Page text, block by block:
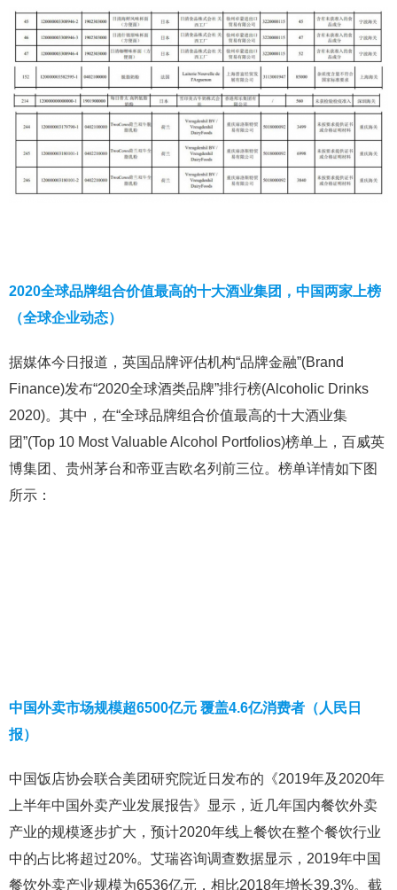
2020全球品牌组合价值最高的十大酒业集团，中国两家上榜
（全球企业动态）
据媒体今日报道，英国品牌评估机构“品牌金融”(Brand
Finance)发布“2020全球酒类品牌”排行榜(Alcoholic Drinks
2020)。其中，在“全球品牌组合价值最高的十大酒业集
团”(Top 10 Most Valuable Alcohol Portfolios)榜单上，百威英
博集团、贵州茅台和帝亚吉欧名列前三位。榜单详情如下图
所示：
中国外卖市场规模超6500亿元 覆盖4.6亿消费者（人民日
报）
中国饭店协会联合美团研究院近日发布的《2019年及2020年
上半年中国外卖产业发展报告》显示，近几年国内餐饮外卖
产业的规模逐步扩大，预计2020年线上餐饮在整个餐饮行业
中的占比将超过20%。艾瑞咨询调查数据显示，2019年中国
餐饮外卖产业规模为6536亿元，相比2018年增长39.3%。截